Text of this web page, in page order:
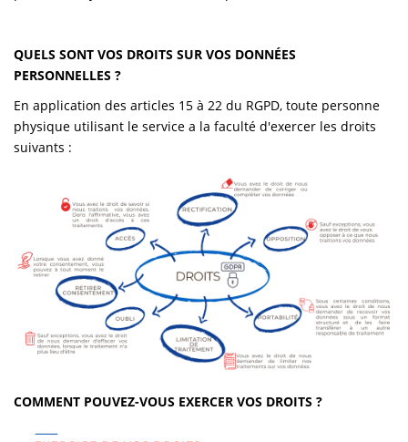
QUELS SONT VOS DROITS SUR VOS DONNÉES
PERSONNELLES ?
En application des articles 15 à 22 du RGPD, toute personne
physique utilisant le service a la faculté d'exercer les droits
suivants :
COMMENT POUVEZ-VOUS EXERCER VOS DROITS ?